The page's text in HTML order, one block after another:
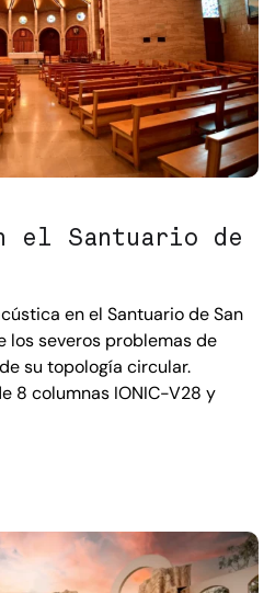
el Santuario de
en el Santuario de San
los severos problemas de
su topología circular.
8 columnas IONIC-V28 y